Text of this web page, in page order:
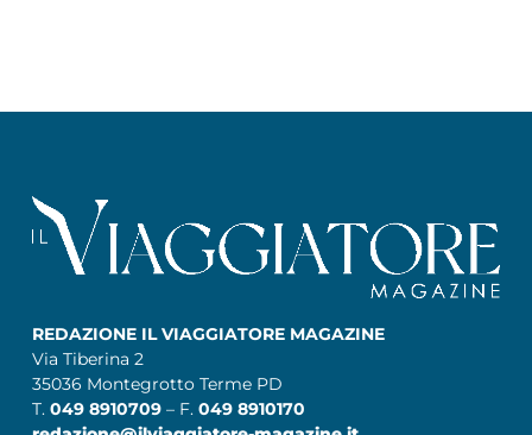
REDAZIONE IL VIAGGIATORE MAGAZINE
Via Tiberina 2
35036 Montegrotto Terme PD
T. 049 8910709 – F. 049 8910170